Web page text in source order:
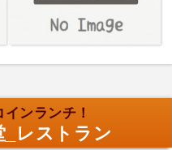
ンランチ！
_レストラン